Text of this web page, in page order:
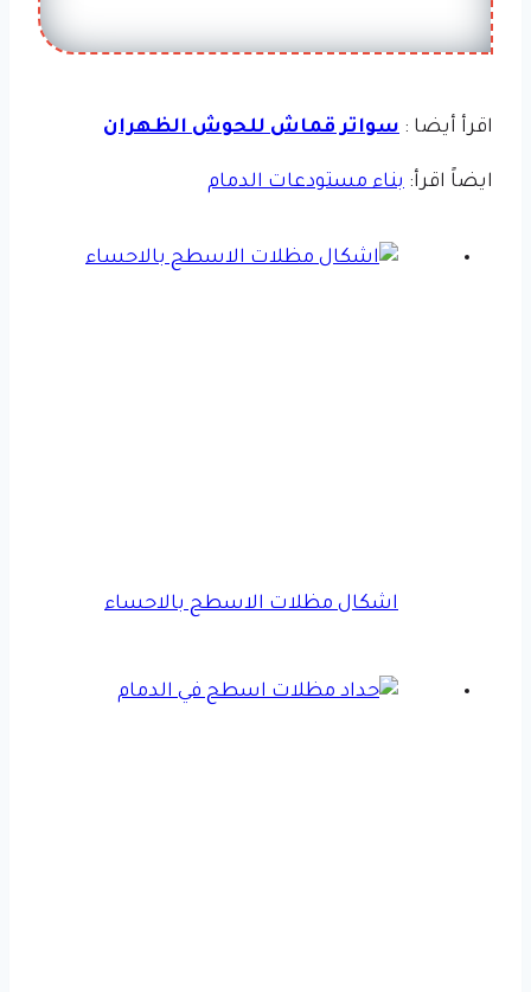
اقرأ أيضا : سواتر قماش للحوش الظهران
ايضاً اقرأ: بناء مستودعات الدمام
اشكال مظلات الاسطح بالاحساء